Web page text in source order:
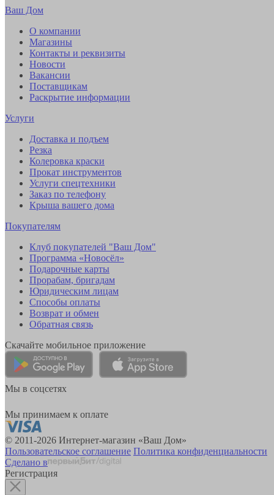
Ваш Дом
О компании
Магазины
Контакты и реквизиты
Новости
Вакансии
Поставщикам
Раскрытие информации
Услуги
Доставка и подъем
Резка
Колеровка краски
Прокат инструментов
Услуги спецтехники
Заказ по телефону
Крыша вашего дома
Покупателям
Клуб покупателей "Ваш Дом"
Программа «Новосёл»
Подарочные карты
Прорабам, бригадам
Юридическим лицам
Способы оплаты
Возврат и обмен
Обратная связь
Скачайте мобильное приложение
Мы в соцсетях
Мы принимаем к оплате
© 2011-2026 Интернет-магазин «Ваш Дом»
Пользовательское соглашение Политика конфиденциальности
Сделано в
Регистрация